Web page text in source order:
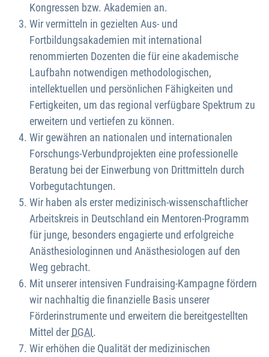
Kongressen bzw. Akademien an.
Wir vermitteln in gezielten Aus- und
Fortbildungsakademien mit international
renommierten Dozenten die für eine akademische
Laufbahn notwendigen methodologischen,
intellektuellen und persönlichen Fähigkeiten und
Fertigkeiten, um das regional verfügbare Spektrum zu
erweitern und vertiefen zu können.
Wir gewähren an nationalen und internationalen
Forschungs-Verbundprojekten eine professionelle
Beratung bei der Einwerbung von Drittmitteln durch
Vorbegutachtungen.
Wir haben als erster medizinisch-wissenschaftlicher
Arbeitskreis in Deutschland ein Mentoren-Programm
für junge, besonders engagierte und erfolgreiche
Anästhesiologinnen und Anästhesiologen auf den
Weg gebracht.
Mit unserer intensiven Fundraising-Kampagne fördern
wir nachhaltig die finanzielle Basis unserer
Förderinstrumente und erweitern die bereitgestellten
Mittel der DGAI.
Wir erhöhen die Qualität der medizinischen